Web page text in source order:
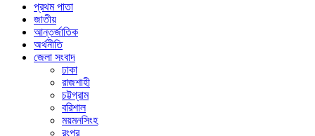
প্রথম পাতা
জাতীয়
আন্তর্জাতিক
অর্থনীতি
জেলা সংবাদ
ঢাকা
রাজশাহী
চট্টগ্রাম
বরিশাল
ময়মনসিংহ
রংপুর